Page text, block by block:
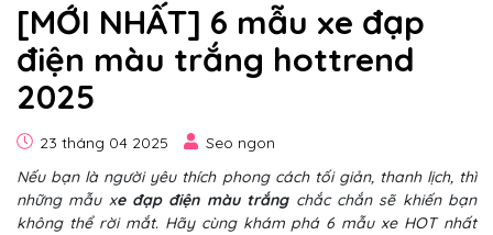
[MỚI NHẤT] 6 mẫu xe đạp
điện màu trắng hottrend
2025
23 tháng 04 2025
Seo ngon
Nếu bạn là người yêu thích phong cách tối giản, thanh lịch, thì
những mẫu xe đạp điện màu trắngchắc chắn sẽ khiến bạn
không thể rời mắt. Hãy cùng khám phá 6 mẫu xe HOT nhất